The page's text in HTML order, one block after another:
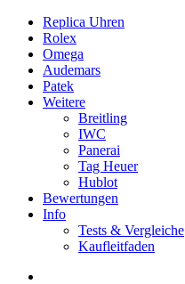
Replica Uhren
Rolex
Omega
Audemars
Patek
Weitere
Breitling
IWC
Panerai
Tag Heuer
Hublot
Bewertungen
Info
Tests & Vergleiche
Kaufleitfaden